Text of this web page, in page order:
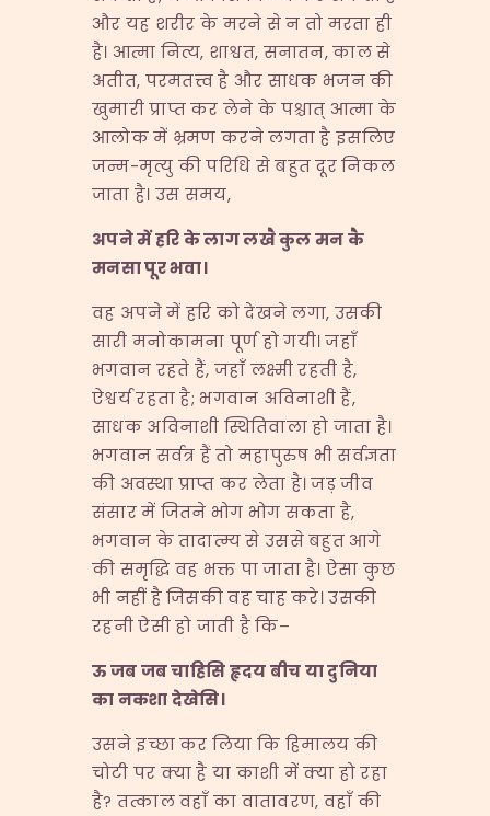
और यह शरीर के मरने से न तो मरता ही
है। आत्मा नित्य, शाश्वत, सनातन, काल से
अतीत, परमतत्त्व है और साधक भजन की
खुमारी प्राप्त कर लेने के पश्चात् आत्मा के
आलोक में भ्रमण करने लगता है इसलिए
जन्म-मृत्यु की परिधि से बहुत दूर निकल
जाता है। उस समय,
अपनेमेंहरिकेलागलखैकुलमनकै
मनसापूरभवा।
वह अपने में हरि को देखने लगा, उसकी
सारी मनोकामना पूर्ण हो गयी। जहाँ
भगवान रहते हैं, जहाँ लक्ष्मी रहती है,
ऐश्वर्य रहता है; भगवान अविनाशी हैं,
साधक अविनाशी स्थितिवाला हो जाता है।
भगवान सर्वत्र हैं तो महापुरुष भी सर्वज्ञता
की अवस्था प्राप्त कर लेता है। जड़ जीव
संसार में जितने भोग भोग सकता है,
भगवान के तादात्म्य से उससे बहुत आगे
की समृद्धि वह भक्त पा जाता है। ऐसा कुछ
भी नहीं है जिसकी वह चाह करे। उसकी
रहनी ऐसी हो जाती है कि–
ऊजबजबचाहिसिहृदयबीचयादुनिया
कानकशादेखेसि।
उसने इच्छा कर लिया कि हिमालय की
चोटी पर क्या है या काशी में क्या हो रहा
है? तत्काल वहाँ का वातावरण, वहाँ की